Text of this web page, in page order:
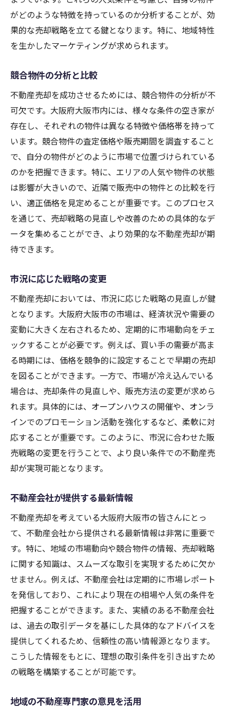
がどのような特徴を持っているのか分析することが、効
果的な売却戦略を立てる鍵となります。特に、地域特性
を生かしたマーケティングが求められます。
競合物件の分析と比較
不動産売却を成功させるためには、競合物件の分析が不
可欠です。大阪府大阪市内には、様々な条件の空き家が
存在し、それぞれの物件は異なる特徴や価格帯を持って
います。競合物件の査定価格や販売期間を調査すること
で、自分の物件がどのように市場で位置づけられている
のかを把握できます。特に、エリアの人気や物件の状態
は影響が大きいので、近隣で販売中の物件との比較を行
い、適正価格を見定めることが重要です。このプロセス
を通じて、売却戦略の見直しや改善のための具体的なデ
ータを集めることができ、より効果的な不動産売却が期
待できます。
市況に応じた戦略の変更
不動産売却においては、市況に応じた戦略の見直しが鍵
となります。大阪府大阪市の市場は、経済状況や需要の
変動に大きく左右されるため、定期的に市場動向をチェ
ックすることが必要です。例えば、買い手の需要が高ま
る時期には、価格を競争的に設定することで早期の売却
を図ることができます。一方で、市場が冷え込んでいる
場合は、売却条件の見直しや、販売方法の変更が求めら
れます。具体的には、オープンハウスの開催や、オンラ
インでのプロモーション活動を強化するなど、柔軟に対
応することが重要です。このように、市況に合わせた販
売戦略の変更を行うことで、より良い条件での不動産売
却が実現可能となります。
不動産会社が提供する最新情報
不動産売却を考えている大阪府大阪市の皆さんにとっ
て、不動産会社から提供される最新情報は非常に重要で
す。特に、地域の市場動向や競合物件の情報、売却戦略
に関する知識は、スムーズな取引を実現するために欠か
せません。例えば、不動産会社は定期的に市場レポート
を発信しており、これにより現在の相場や人気の条件を
把握することができます。また、実績のある不動産会社
は、過去の取引データを基にした具体的なアドバイスを
提供してくれるため、信頼性の高い情報源となります。
こうした情報をもとに、理想の取引条件を引き出すため
の戦略を構築することが可能です。
地域の不動産専門家の意見を活用